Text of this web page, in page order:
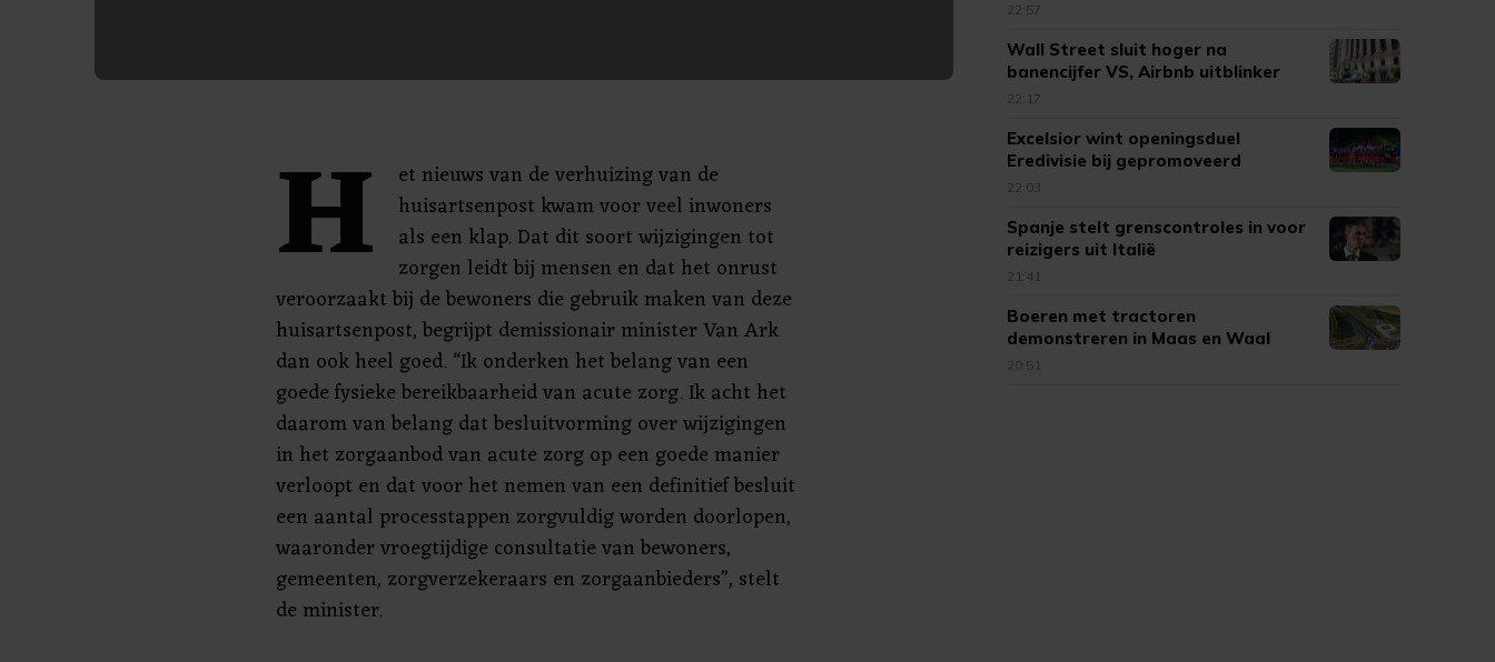
H
et nieuws van de verhuizing van de
huisartsenpost kwam voor veel inwoners
als een klap. Dat dit soort wijzigingen tot
zorgen leidt bij mensen en dat het onrust
veroorzaakt bij de bewoners die gebruik maken van deze
huisartsenpost, begrijpt demissionair minister Van Ark
dan ook heel goed. “Ik onderken het belang van een
goede fysieke bereikbaarheid van acute zorg. Ik acht het
daarom van belang dat besluitvorming over wijzigingen
in het zorgaanbod van acute zorg op een goede manier
verloopt en dat voor het nemen van een definitief besluit
een aantal processtappen zorgvuldig worden doorlopen,
waaronder vroegtijdige consultatie van bewoners,
gemeenten, zorgverzekeraars en zorgaanbieders”, stelt
de minister.
22:57
Wall Street sluit hoger na
banencijfer VS, Airbnb uitblinker
22:17
Excelsior wint openingsduel
Eredivisie bij gepromoveerd
Cambuur
22:03
Spanje stelt grenscontroles in voor
reizigers uit Italië
21:41
Boeren met tractoren
demonstreren in Maas en Waal
20:51